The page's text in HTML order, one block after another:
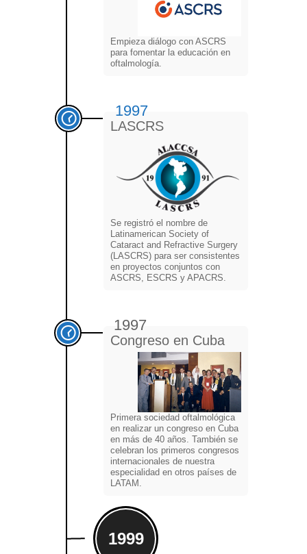
Empieza diálogo con ASCRS
para fomentar la educación en
oftalmología.
1997
LASCRS
Se registró el nombre de
Latinamerican Society of
Cataract and Refractive Surgery
(LASCRS) para ser consistentes
en proyectos conjuntos con
ASCRS, ESCRS y APACRS.
1997
Congreso en Cuba
Primera sociedad oftalmológica
en realizar un congreso en Cuba
en más de 40 años. También se
celebran los primeros congresos
internacionales de nuestra
especialidad en otros países de
LATAM.
1999